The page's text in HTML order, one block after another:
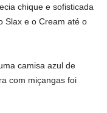
chique e sofisticada
Slax e o Cream até o
camisa azul de
com miçangas foi